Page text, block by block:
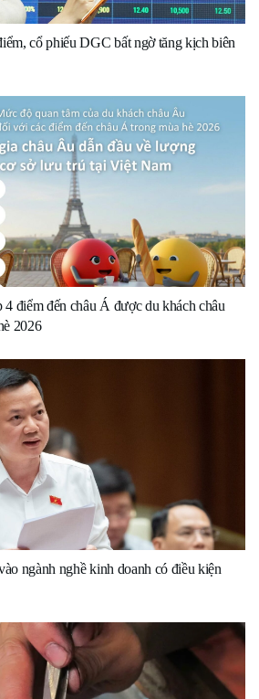
cổ phiếu DGC bất ngờ tăng kịch biên
điểm đến châu Á được du khách châu
2026
ngành nghề kinh doanh có điều kiện